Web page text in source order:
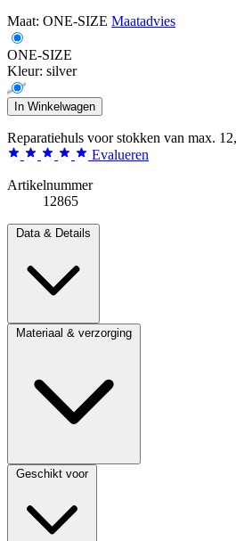
Maat: ONE-SIZE Maatadvies
ONE-SIZE
Kleur: silver
In Winkelwagen
Reparatiehuls voor stokken van max.
Evalueren
Artikelnummer
12865
Data & Details
Materiaal & verzorging
Geschikt voor